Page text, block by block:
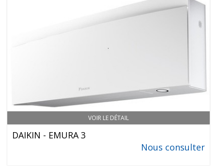
VOIR LE DÉTAIL
DAIKIN - EMURA 3
Nous consulter